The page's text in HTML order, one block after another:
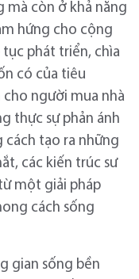
mà còn ở khả năng
hứng cho cộng
phát triển, chìa
có của tiêu
người mua nhà
thực sự phản ánh
cách tạo ra những
các kiến ​​trúc sư
một giải pháp
cách sống
gian sống bền